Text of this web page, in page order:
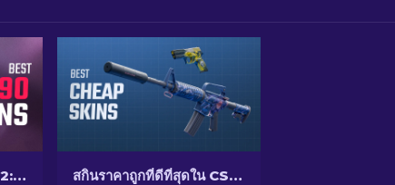
สกิน P90 ที่ดีที่สุดใน CS2: การจัดอันดับ [2026] สกินราคาถูกที่ดีที่สุดใน CS2 [2026]